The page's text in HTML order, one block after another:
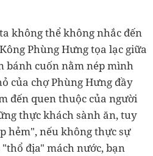
không thể không nhắc đến
Phùng Hưng tọa lạc giữa
bánh cuốn nằm nép mình
của chợ Phùng Hưng đầy
đến quen thuộc của người
thực khách sành ăn, tuy
hẻm", nếu không thực sự
địa" mách nước, bạn